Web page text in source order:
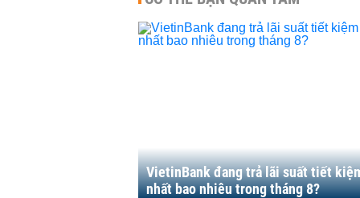
VietinBank đang trả lãi suất tiết
nhất bao nhiêu trong tháng 8?